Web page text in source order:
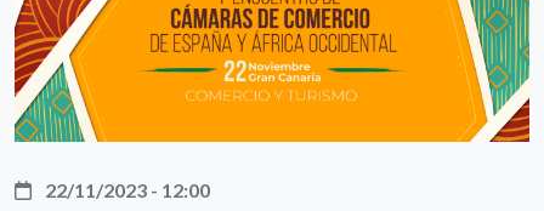
22/11/2023 - 12:00